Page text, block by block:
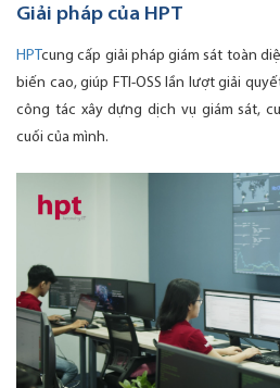
Giải pháp của HPT
HPTcung cấp giải pháp giám sát toàn
biến cao, giúp FTI-OSS lần lượt giải
công tác xây dựng dịch vụ giám sát,
cuối của mình.